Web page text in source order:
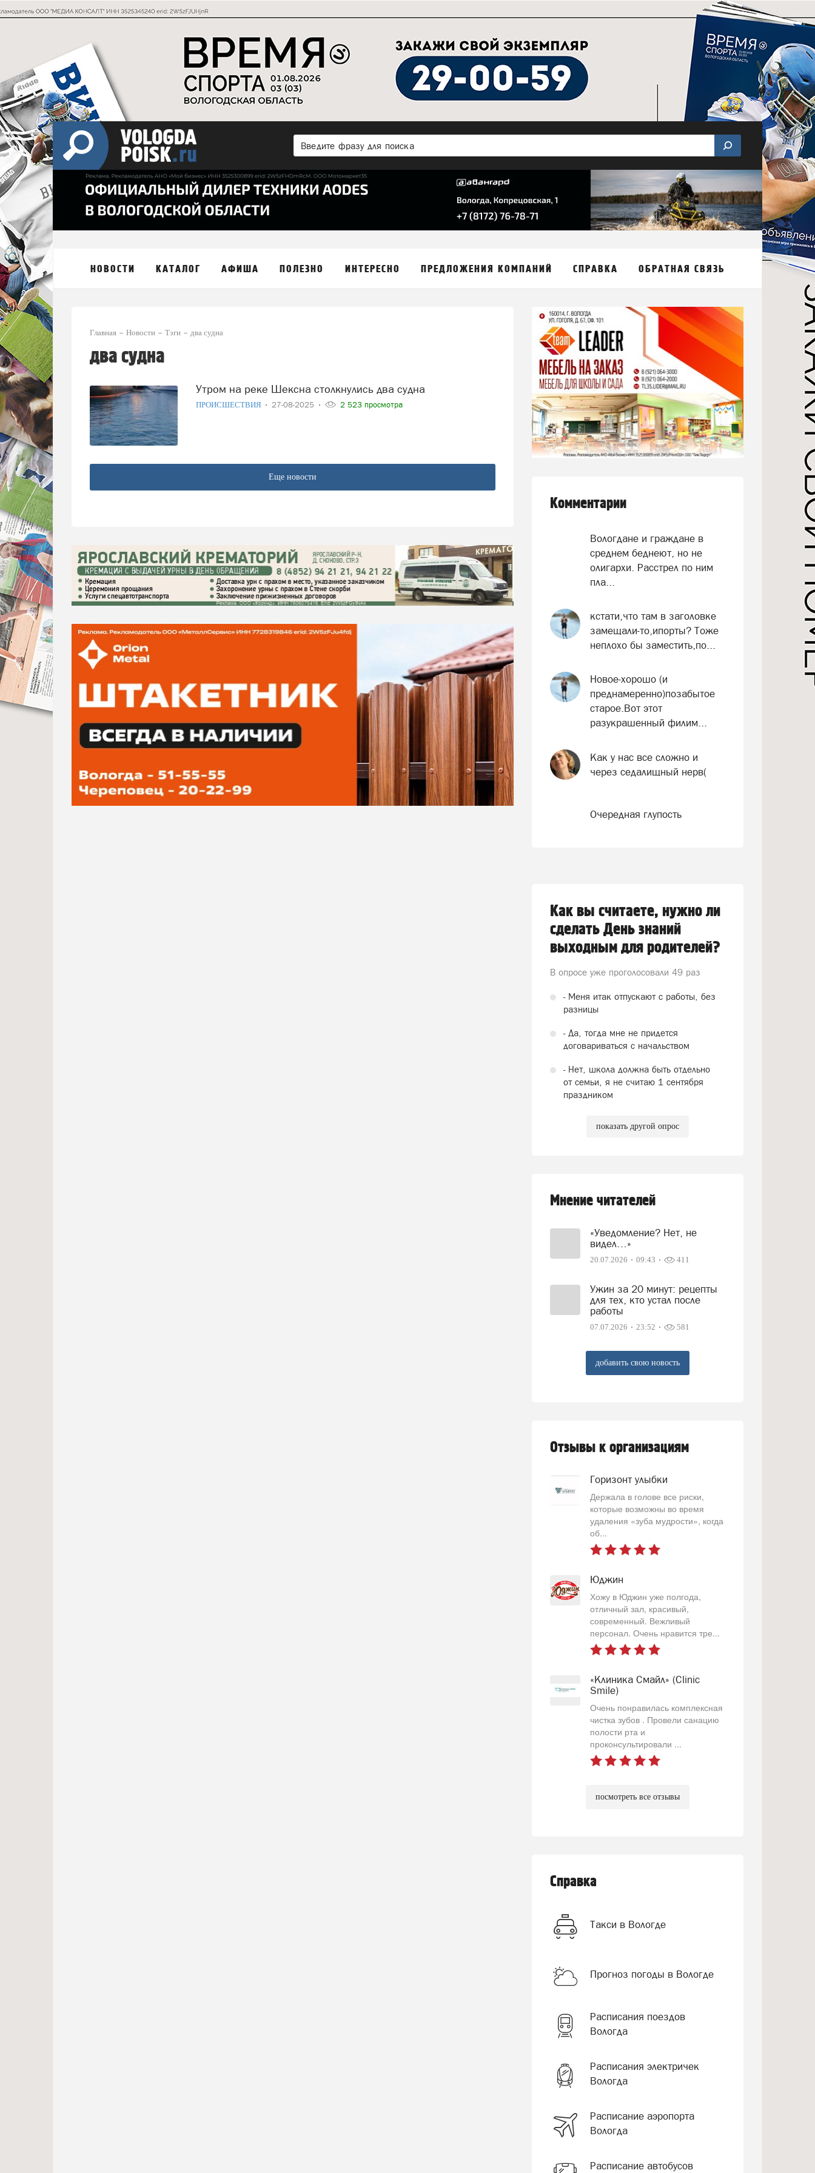
НОВОСТИ КАТАЛОГ АФИША ПОЛЕЗНО ИНТЕРЕСНО ПРЕДЛОЖЕНИЯ КОМПАНИЙ СПРАВКА ОБРАТНАЯ СВЯЗЬ
Главная Новости Тэги два судна
два судна
Утром на реке Шексна столкнулись два судна
ПРОИСШЕСТВИЯ 27-08-2025 2 523 просмотра
Еще новости
Комментарии
Вологдане и граждане в
среднем беднеют, но не
олигархи. Расстрел по ним
пла...
кстати,что там в заголовке
замещали-то,ипорты? Тоже
неплохо бы заместить,по...
Новое-хорошо (и
преднамеренно)позабытое
старое.Вот этот
разукрашенный филим...
Как у нас все сложно и
через седалищный нерв(
Очередная глупость
Как вы считаете, нужно ли
сделать День знаний
выходным для родителей?
В опросе уже проголосовали 49 раз
- Меня итак отпускают с работы, без
разницы
- Да, тогда мне не придется
договариваться с начальством
- Нет, школа должна быть отдельно
от семьи, я не считаю 1 сентября
праздником
показать другой опрос
Мнение читателей
«Уведомление? Нет, не
видел…»
20.07.2026 09:43 411
Ужин за 20 минут: рецепты
для тех, кто устал после
работы
07.07.2026 23:52 581
добавить свою новость
Отзывы к организациям
Горизонт улыбки
Держала в голове все риски,
которые возможны во время
удаления «зуба мудрости», когда
об...
Юджин
Хожу в Юджин уже полгода,
отличный зал, красивый,
современный. Вежливый
персонал. Очень нравится тре...
«Клиника Смайл» (Clinic
Smile)
Очень понравилась комплексная
чистка зубов . Провели санацию
полости рта и
проконсультировали ...
посмотреть все отзывы
Справка
Такси в Вологде
Прогноз погоды в Вологде
Расписания поездов
Вологда
Расписания электричек
Вологда
Расписание аэропорта
Вологда
Расписание автобусов